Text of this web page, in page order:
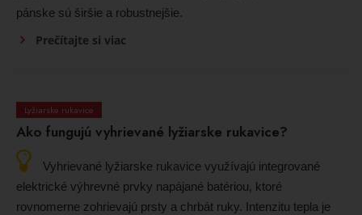
pánske sú širšie a robustnejšie.
Prečítajte si viac
Lyžiarske rukavice
Ako fungujú vyhrievané lyžiarske rukavice?
Vyhrievané lyžiarske rukavice využívajú integrované
elektrické výhrevné prvky napájané batériou, ktoré
rovnomerne zohrievajú prsty a chrbát ruky. Intenzitu tepla je